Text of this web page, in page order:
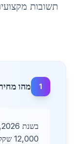
תשובות
1 מהו מחיר